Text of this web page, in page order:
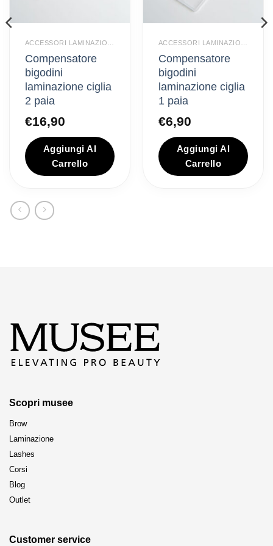
Compensatore
bigodini
laminazione ciglia
2 paia
€16,90
Aggiungi Al
Carrello
Compensatore
bigodini
laminazione ciglia
1 paia
€6,90
Aggiungi Al
Carrello
Scopri musee
Brow
Laminazione
Lashes
Corsi
Blog
Outlet
Customer service